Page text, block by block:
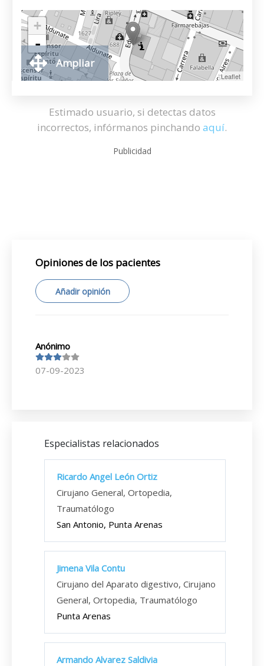
+
-
Leaflet
Ampliar
Estimado usuario, si detectas datos
incorrectos, infórmanos pinchando aquí.
Publicidad
Opiniones de los pacientes
Añadir opinión
Anónimo
07-09-2023
Especialistas relacionados
Ricardo Angel León Ortiz
Cirujano General, Ortopedia,
Traumatólogo
San Antonio, Punta Arenas
Jimena Vila Contu
Cirujano del Aparato digestivo, Cirujano
General, Ortopedia, Traumatólogo
Punta Arenas
Armando Alvarez Saldivia